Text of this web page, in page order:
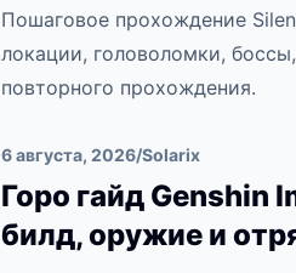
Пошаговое прохождение
локации, головоломки,
повторного прохождения.
6 августа, 2026/Solarix
Горо гайд Genshin
билд, оружие и